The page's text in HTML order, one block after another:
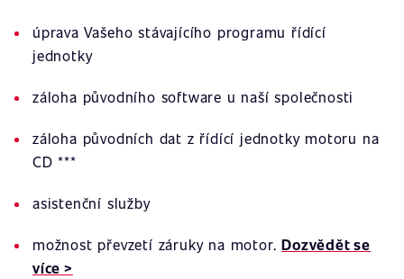
úprava Vašeho stávajícího programu řídící
jednotky
záloha původního software u naší společnosti
záloha původních dat z řídící jednotky motoru na
CD ***
asistenční služby
možnost převzetí záruky na motor.Dozvědět se
více >